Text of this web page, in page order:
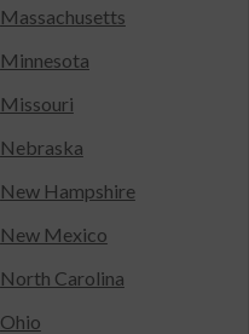
Massachusetts
Minnesota
Missouri
Nebraska
New Hampshire
New Mexico
North Carolina
Ohio